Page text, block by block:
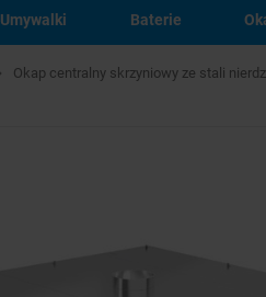
Umywalki Baterie
Okap centralny skrzyniowy ze stali